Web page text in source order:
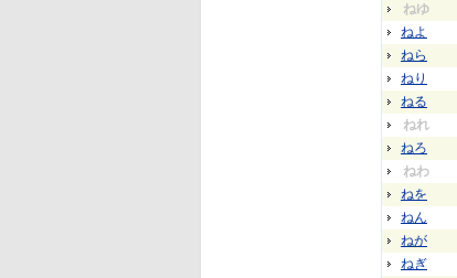
ねゆ
ねよ
ねら
ねり
ねる
ねれ
ねろ
ねわ
ねを
ねん
ねが
ねぎ